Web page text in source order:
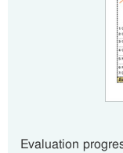
Evaluation